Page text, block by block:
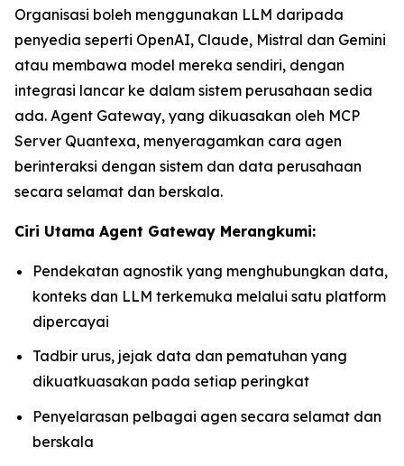
Organisasi boleh menggunakan LLM daripada
penyedia seperti OpenAI, Claude, Mistral dan Gemini
atau membawa model mereka sendiri, dengan
integrasi lancar ke dalam sistem perusahaan sedia
ada. Agent Gateway, yang dikuasakan oleh MCP
Server Quantexa, menyeragamkan cara agen
berinteraksi dengan sistem dan data perusahaan
secara selamat dan berskala.
Ciri Utama Agent Gateway Merangkumi:
Pendekatan agnostik yang menghubungkan data,
konteks dan LLM terkemuka melalui satu platform
dipercayai
Tadbir urus, jejak data dan pematuhan yang
dikuatkuasakan pada setiap peringkat
Penyelarasan pelbagai agen secara selamat dan
berskala